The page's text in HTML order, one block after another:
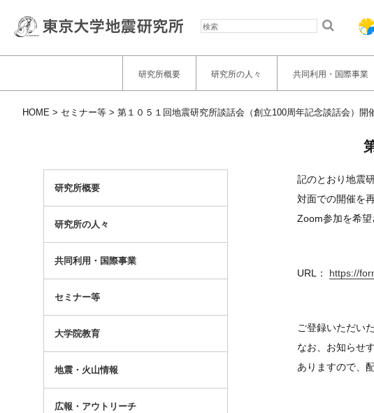
研究所概要 研究所の人々 共同利用・国際事業
HOME セミナー等 第１０５１回地震研究所談話会（創立100周年記念談話会）開
研究所概要
研究所の人々
共同利用・国際事業
セミナー等
大学院教育
地震・火山情報
広報・アウトリーチ
記のとおり地震
対面での開催を
Zoom参加を希望
URL： https://
ご登録いただい
なお、お知らせ
ありますので、